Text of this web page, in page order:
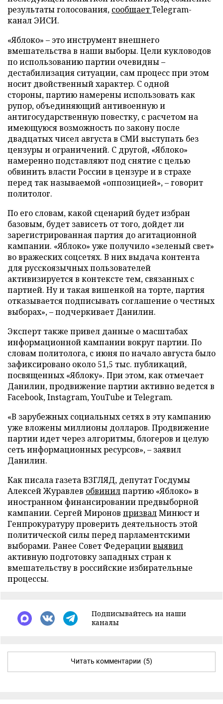
результаты голосования, сообщаетTelegram-
канал ЭИСИ.
«Яблоко» – это инструмент внешнего
вмешательства в наши выборы. Цели кукловодов
по использованию партии очевидны –
дестабилизация ситуации, сам процесс при этом
носит двойственный характер. С одной
стороны, партию намерены использовать как
рупор, объединяющий антивоенную и
антигосударственную повестку, с расчетом на
имеющуюся возможность по закону после
двадцатых чисел августа в СМИ выступать без
цензуры и ограничений. С другой, «Яблоко»
намеренно подставляют под снятие с целью
обвинить власти России в цензуре и в страхе
перед так называемой «оппозицией», – говорит
политолог.
По его словам, какой сценарий будет избран
базовым, будет зависеть от того, дойдет ли
зарегистрированная партия до агитационной
кампании. «Яблоко» уже получило «зеленый свет»
во вражеских соцсетях. В них выдача контента
для русскоязычных пользователей
активизируется в контексте тем, связанных с
партией. Ну и такая вишенкой на торте, партия
отказывается подписывать соглашение о честных
выборах», – подчеркивает Данилин.
Эксперт также привел данные о масштабах
информационной кампании вокруг партии. По
словам политолога, с июня по начало августа было
зафиксировано около 51,5 тыс. публикаций,
посвященных «Яблоку». При этом, как отмечает
Данилин, продвижение партии активно ведется в
Facebook, Instagram, YouTube и Telegram.
«В зарубежных социальных сетях в эту кампанию
уже вложены миллионы долларов. Продвижение
партии идет через алгоритмы, блогеров и целую
сеть информационных ресурсов», – заявил
Данилин.
Как писала газета ВЗГЛЯД, депутат Госдумы
Алексей Журавлев обвинилпартию «Яблоко» в
иностранном финансировании предвыборной
кампании. Сергей Миронов призвалМинюст и
Генпрокуратуру проверить деятельность этой
политической силы перед парламентскими
выборами. Ранее Совет Федерациивыявил
активную подготовку западных стран к
вмешательству в российские избирательные
процессы.
Подписывайтесь на наши
каналы
Читать комментарии (5)